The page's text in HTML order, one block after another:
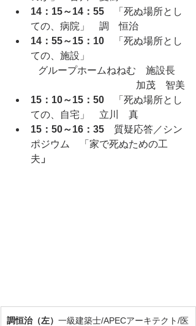
14：15～14：55
「死ぬ場所とし
ての、病院」　調　恒治
14：55～15：10
「死ぬ場所とし
ての、施設」
グループホームねねむ　施設長
加茂　智美
15：10～15：50
「死ぬ場所とし
ての、自宅」　立川　真
15：50～16：35 質疑応答／シン
ポジウム　「家で死ぬための工
夫 」
調恒治（左） 一級建築士/APECアーキテクト/医